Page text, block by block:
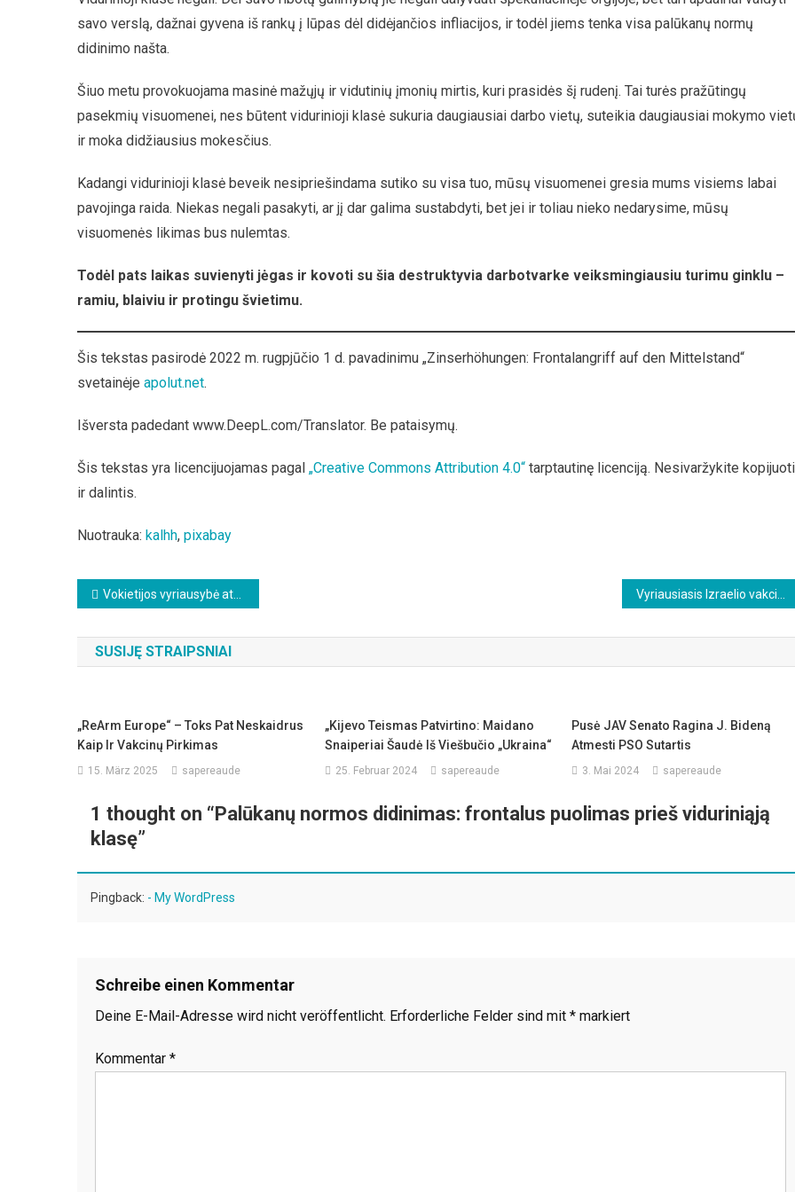
savo verslą, dažnai gyvena iš rankų į lūpas dėl didėjančios infliacijos, ir todėl jiems tenka visa palūkanų normų
didinimo našta.
Šiuo metu provokuojama masinė mažųjų ir vidutinių įmonių mirtis, kuri prasidės šį rudenį. Tai turės pražūtingų
pasekmių visuomenei, nes būtent vidurinioji klasė sukuria daugiausiai darbo vietų, suteikia daugiausiai mokymo
ir moka didžiausius mokesčius.
Kadangi vidurinioji klasė beveik nesipriešindama sutiko su visa tuo, mūsų visuomenei gresia mums visiems labai
pavojinga raida. Niekas negali pasakyti, ar jį dar galima sustabdyti, bet jei ir toliau nieko nedarysime, mūsų
visuomenės likimas bus nulemtas.
Todėl pats laikas suvienyti jėgas ir kovoti su šia destruktyvia darbotvarke veiksmingiausiu turimu ginklu –
ramiu, blaiviu ir protingu švietimu.
Šis tekstas pasirodė 2022 m. rugpjūčio 1 d. pavadinimu „Zinserhöhungen: Frontalangriff auf den Mittelstand“
svetainėje apolut.net.
Išversta padedant www.DeepL.com/Translator. Be pataisymų.
Šis tekstas yra licencijuojamas pagal „Creative Commons Attribution 4.0“ tarptautinę licenciją. Nesivaržykite kopijuoti
ir dalintis.
Nuotrauka: kalhh, pixabay
Beitragsnavigation
Vokietijos vyriausybė atveria vartus laisvei: Vokietijos ligoninių federacija sako, kad daugiau jokių Covid vakcinų
SUSIJĘ STRAIPSNIAI
„ReArm Europe“ – Toks Pat Neskaidrus
Kaip Ir Vakcinų Pirkimas
15. März 2025 sapereaude
„Kijevo Teismas Patvirtino: Maidano
Snaiperiai Šaudė Iš Viešbučio „Ukraina“
25. Februar 2024 sapereaude
Pusė JAV Senato Ragina J. Bideną
Atmesti PSO Sutartis
3. Mai 2024 sapereaude
1 thought on “Palūkanų normos didinimas: frontalus puolimas prieš viduriniąją
klasę”
Pingback: - My WordPress
Schreibe einen Kommentar
Deine E-Mail-Adresse wird nicht veröffentlicht. Erforderliche Felder sind mit * markiert
Kommentar *